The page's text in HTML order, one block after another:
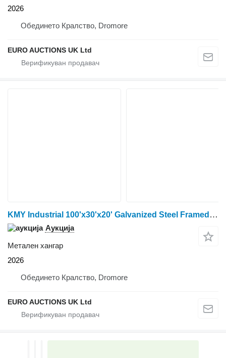
2026
Обединето Кралство, Dromore
EURO AUCTIONS UK Ltd
KMY Industrial 100'x30'x20' Galvanized Steel Framed Buildin
Аукција
Метален хангар
2026
Обединето Кралство, Dromore
EURO AUCTIONS UK Ltd